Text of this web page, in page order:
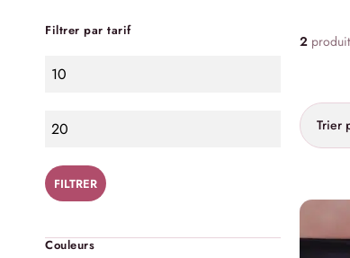
2
Trier
Filtrer par tarif
FILTRER
Couleurs